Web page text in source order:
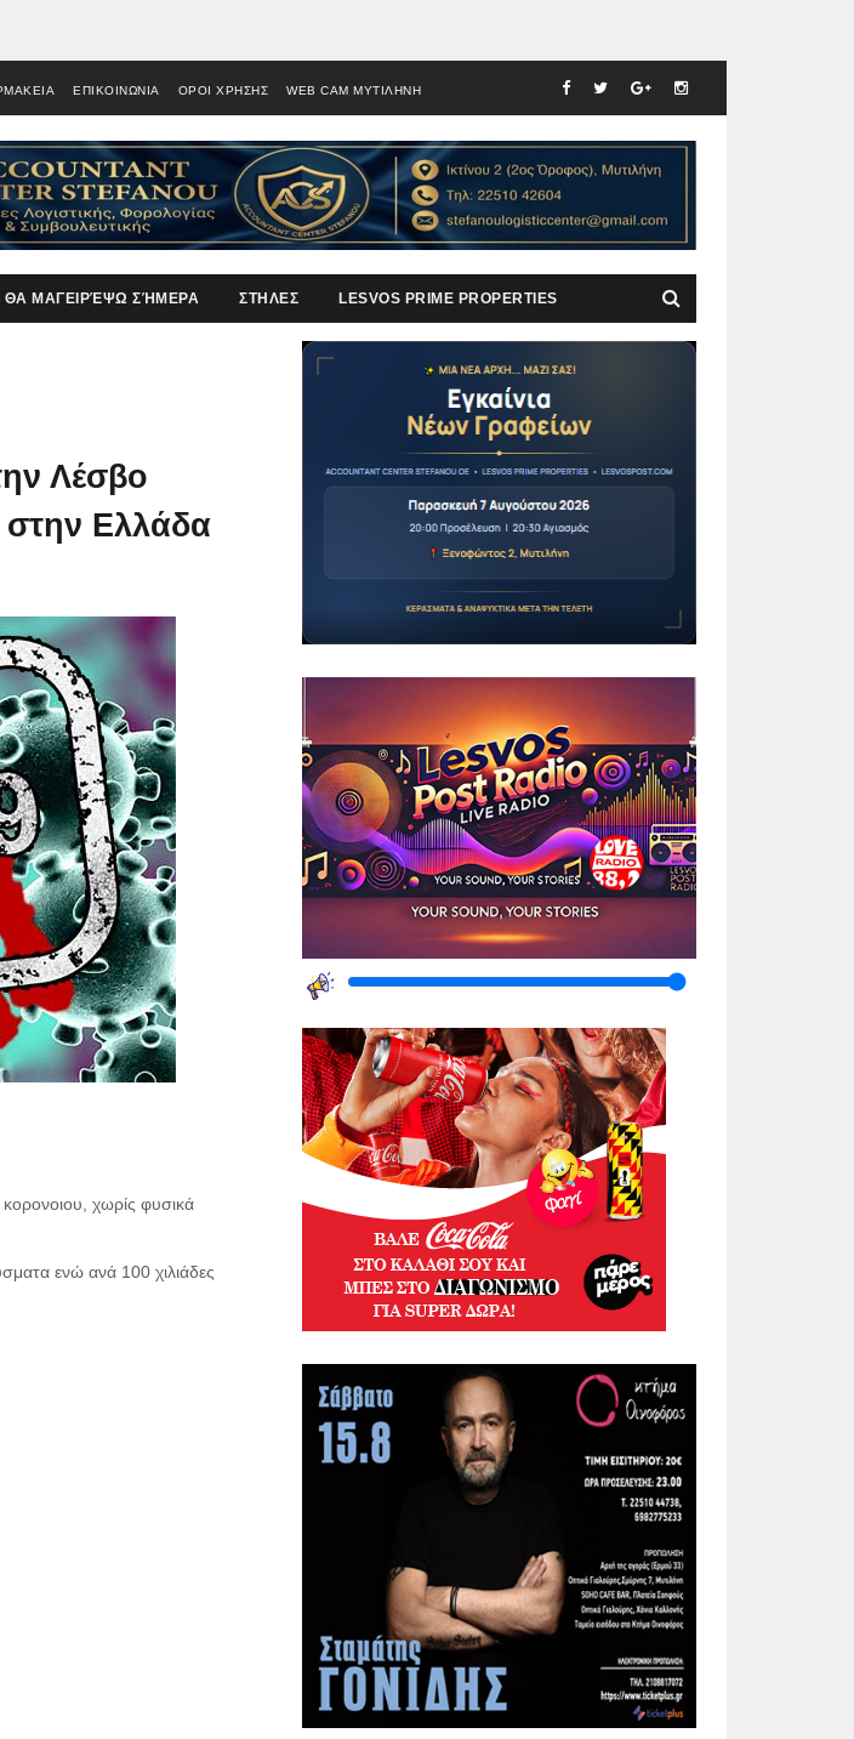
ΕΠΙΚΟΙΝΩΝΙΑ ΟΡΟΙ ΧΡΗΣΗΣ WEB CAM ΜΥΤΙΛΗΝΗ
ΘΑ ΜΑΓΕΙΡΈΨΩ ΣΉΜΕΡΑ ΣΤΗΛΕΣ LESVOS PRIME PROPERTIES
Λέσβο
Ελλάδα
χωρίς φυσικά
ενώ ανά 100 χιλιάδες